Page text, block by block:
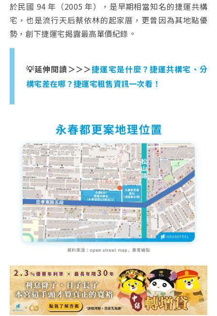
於民國 94 年（2005 年），是早期相當知名的捷運共構
宅，也是流行天后蔡依林的起家厝，更曾因為其地點優
勢，創下捷運宅揭露最高單價紀錄。
💡延伸閱讀＞＞＞捷運宅是什麼？捷運共構宅、分
構宅差在哪？捷運宅租售資訊一次看！